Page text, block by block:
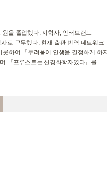
을 졸업했다. 지학사, 인터브랜드
로 근무했다. 현재 출판 번역 네트워크
하여 『두려움이 인생을 결정하게 하지
『프루스트는 신경화학자였다』를